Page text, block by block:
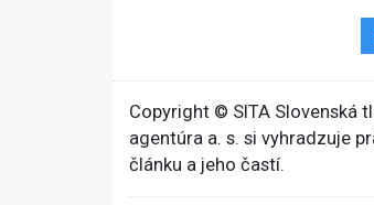
Copyright © SITA Slovenská
agentúra a. s. si vyhradzuje
článku a jeho častí.